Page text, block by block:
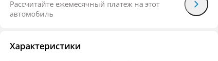
Рассчитайте ежемесячный платеж на этот
автомобиль
Характеристики